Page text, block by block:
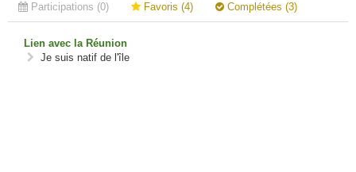
Participations (0) Favoris (4) Complétées (3)
Lien avec la Réunion
Je suis natif de l'île